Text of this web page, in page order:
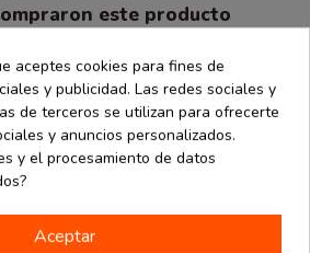
este producto
aceptes cookies para fines de
y publicidad. Las redes sociales y
de terceros se utilizan para ofrecerte
y anuncios personalizados.
y el procesamiento de datos
Aceptar